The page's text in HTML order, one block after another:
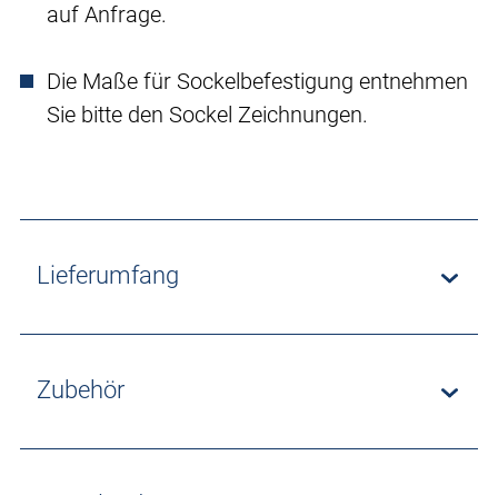
auf Anfrage.
Die Maße für Sockelbefestigung entnehmen
Sie bitte den Sockel Zeichnungen.
Lieferumfang
Zubehör